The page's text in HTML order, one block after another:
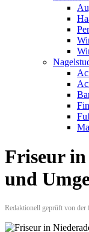
Friseur
und
Redaktionell geprüft von